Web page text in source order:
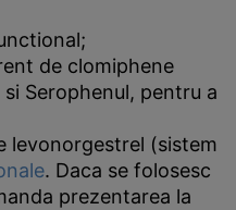
de clomiphene
Serophenul, pentru a
levonorgestrel (sistem
. Daca se folosesc
prezentarea la